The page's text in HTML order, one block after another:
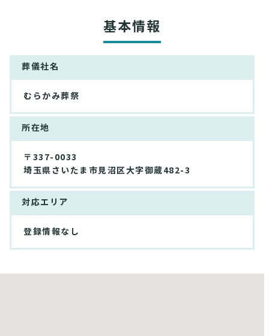
基本情報
葬儀社名
むらかみ葬祭
所在地
〒337-0033
埼玉県さいたま市見沼区大字御蔵482-3
対応エリア
登録情報なし